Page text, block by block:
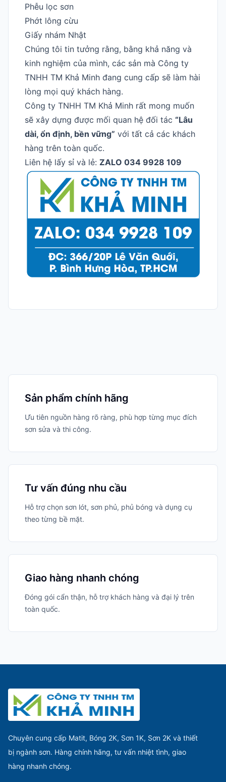
Phễu lọc sơn
Phớt lông cừu
Giấy nhám Nhật
Chúng tôi tin tưởng rằng, bằng khả năng và
kinh nghiệm của mình, các sản mà Công ty
TNHH TM Khả Minh đang cung cấp sẽ làm hài
lòng mọi quý khách hàng.
Công ty TNHH TM Khả Minh rất mong muốn
sẽ xây dựng được mối quan hệ đối tác “Lâu
dài, ổn định, bền vững” với tất cả các khách
hàng trên toàn quốc.
Liên hệ lấy sỉ và lẻ: ZALO 034 9928 109
Sản phẩm chính hãng
Ưu tiên nguồn hàng rõ ràng, phù hợp từng mục đích
sơn sửa và thi công.
Tư vấn đúng nhu cầu
Hỗ trợ chọn sơn lót, sơn phủ, phủ bóng và dụng cụ
theo từng bề mặt.
Giao hàng nhanh chóng
Đóng gói cẩn thận, hỗ trợ khách hàng và đại lý trên
toàn quốc.
Chuyên cung cấp Matit, Bóng 2K, Sơn 1K, Sơn 2K và thiết
bị ngành sơn. Hàng chính hãng, tư vấn nhiệt tình, giao
hàng nhanh chóng.